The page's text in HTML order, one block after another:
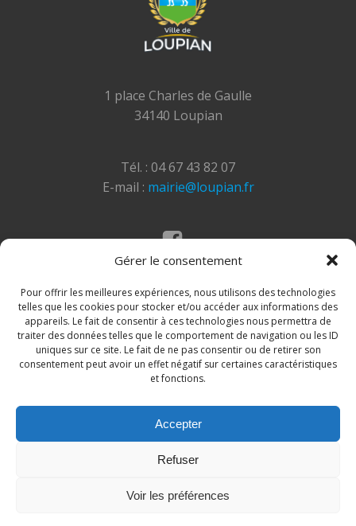
Gérer le consentement
Pour offrir les meilleures expériences, nous utilisons des technologies
telles que les cookies pour stocker et/ou accéder aux informations des
appareils. Le fait de consentir à ces technologies nous permettra de
traiter des données telles que le comportement de navigation ou les ID
uniques sur ce site. Le fait de ne pas consentir ou de retirer son
consentement peut avoir un effet négatif sur certaines caractéristiques
et fonctions.
Accepter
Refuser
Voir les préférences
1 place Charles de Gaulle
34140 Loupian
Tél. : 04 67 43 82 07
E-mail : mairie@loupian.fr
© 2026 Site de la commune de Loupian. Un service
proposé parComm'un Site